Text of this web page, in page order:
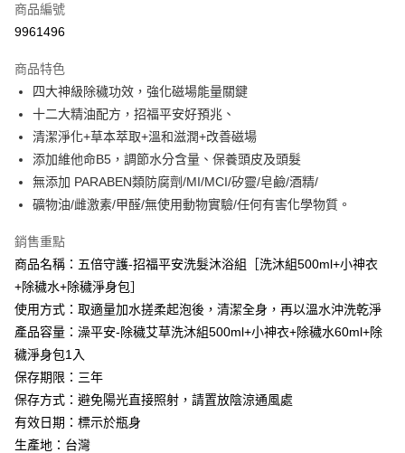
台灣樂天信用卡公司
台新國際商業銀行
台灣樂天信用卡公司
Google Pay
大哥付你分期
相關說明
【大哥付你分期使用說明】
1.本服務由台灣大哥大提供，台灣大哥大用戶可立即使用無須另外申請。
2.付款方式選擇「大哥付你分期」，訂單成立後會自動跳轉到大哥付的交易
流程，驗證手機門號後，選擇欲分期的期數、繳款截止日，確認付款後即完
3.實際核准額度、可分期數及費用金額請依後續交易確認頁面所載為準。
消。如遇「轉專審核」未通過狀況，表示未達大哥付你分期系統評分，恕無
法說明評估內容。
1.分期款項不併入電信帳單，「大哥付你分期」於每月結算日後寄送繳費提
醒簡訊。
2.透過簡訊連結打開帳單後，可選擇「超商條碼／台灣大直營門市／銀行轉
帳／街口支付／iPASS MONEY」等通路繳費。
【注意事項】
用戶於交易時，得透過本服務購買商品或服務，並由商店將買賣／分期付款
買賣價金債權讓與本公司後，依約使用本公司帳單繳交帳款。
2.基於同意付款使用「大哥付你分期」之契約關係目的，商店將以您的個人
AFTEE先享後付
相關說明
【關於「AFTEE先享後付」】
AFTEE先享後付是「在收到商品之後才付款」的支付方式。 讓您購物簡單
１．簡單：不需註冊會員、不需綁卡、不需儲值。
２．便利：只要手機號碼，簡訊認證，即可結帳。
３．安心：先確認商品／服務後，再付款。
１．於結帳方式選擇「AFTEE先享後付」後，將跳轉至「AFTEE先享後付」
結帳頁面，進行簡訊認證並確認金額後，即可完成結帳。
２．訂單成立數日內，您將收到繳費通知簡訊。
３．收到繳費通知簡訊後14天內，點擊此簡訊中的連結，可透過四大超商／
ATM／網路銀行／等多元方式進行付款，方視為交易完成。
※ 請注意：結帳手續完成當下不需立刻繳費，但若您需要取消訂單，請聯絡
後付繳納相關費用。
※ 交易是否成功請以「AFTEE先享後付 」之結帳頁面顯示為準，若有關於
Hami Point
「Hami Point」為中華電信所提供之點數服務，可於會員專區綁定中華電信
會員帳號後，即可在購物車使用 Hami Point 折抵消費金額 (1點等於1元)。
貨到付款
運送方式
全家取貨付款
每筆NT$80，滿NT$1,288(含以上)免運費
付款後全家取貨
每筆NT$80，滿NT$1,288(含以上)免運費
商品編號
9961496
商品特色
四大神級除穢功效，強化磁場能量關鍵
十二大精油配方，招福平安好預兆、
清潔淨化+草本萃取+溫和滋潤+改善磁場
添加維他命B5，調節水分含量、保養頭皮及頭髮
無添加 PARABEN類防腐劑/MI/MCI/矽靈/皂鹼/酒精/
礦物油/雌激素/甲醛/無使用動物實驗/任何有害化學物質。
銷售重點
商品名稱：五倍守護-招福平安洗髮沐浴組［洗沐組500ml+小神衣
+除穢水+除穢淨身包］
使用方式：取適量加水搓柔起泡後，清潔全身，再以溫水沖洗乾淨
產品容量：澡平安-除穢艾草洗沐組500ml+小神衣+除穢水60ml+除
穢淨身包1入
保存期限：三年
保存方式：避免陽光直接照射，請置放陰涼通風處
有效日期：標示於瓶身
生產地：台灣